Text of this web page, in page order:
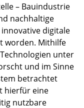
– Bauindustrie
nachhaltige
digitale
worden. Mithilfe
unter
und im Sinne
betrachtet
hierfür eine
nutzbare